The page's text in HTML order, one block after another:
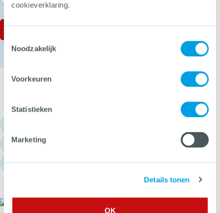
cookieverklaring.
Toestemmingsselectie
Noodzakelijk
Voorkeuren
Statistieken
Marketing
Details tonen
OK
info@hetccv.nl
Churchilllaan 11, 3527 GV Utrecht
Het CCV